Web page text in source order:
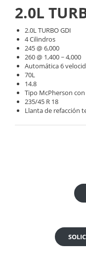
2.0L
2.0L TURBO GDI
4 Cilindros
245 @ 6,000
260 @ 1,400 ~ 4,000
Automática 6
70L
14.8
Tipo McPherson
235/45 R 18
Llanta de refacción